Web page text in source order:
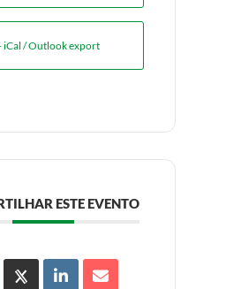
iCal / Outlook export
ESTE EVENTO